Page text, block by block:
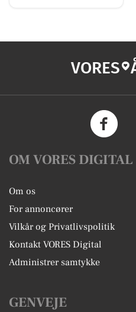
VORES
OM VORES DIGITAL
Om os
For annoncører
Vilkår og Privatlivspolitik
Kontakt VORES Digital
Administrer samtykke
GENVEJE